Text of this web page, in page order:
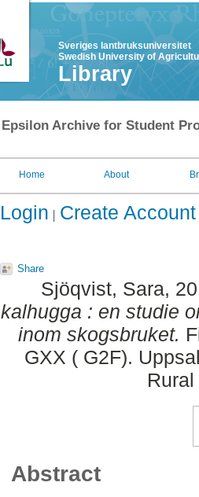
Sveriges lantbruksuniversitet
Swedish University of
Library
Epsilon Archive for Student
Home About
Login Create Account
Share
Sjöqvist, Sara,
kalhugga : en studie
inom skogsbruket.
GXX ( G2F).
Abstract